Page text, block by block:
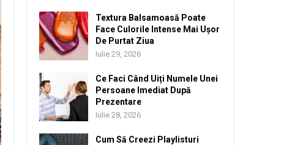
Textura Balsamoasă Poate
Face Culorile Intense Mai Ușor
De Purtat Ziua
Iulie 29, 2026
Ce Faci Când Uiți Numele Unei
Persoane Imediat După
Prezentare
Iulie 28, 2026
Cum Să Creezi Playlisturi